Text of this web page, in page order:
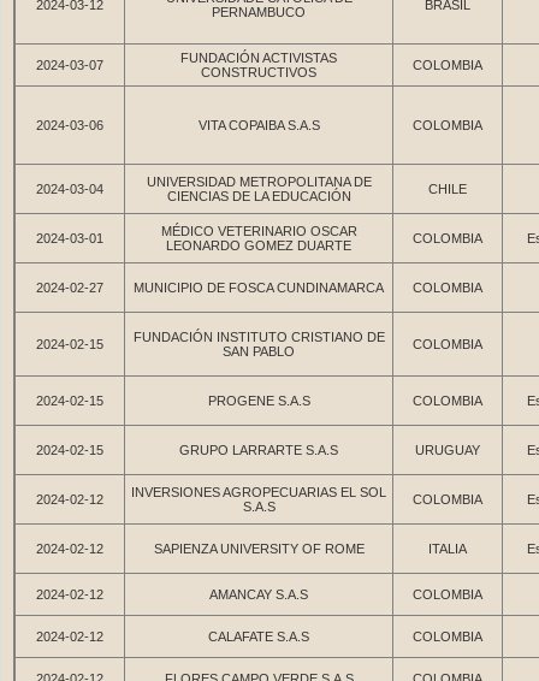
2024-03-12
PERNAMBUCO
BRASIL
2024-03-07
FUNDACIÓN ACTIVISTAS
CONSTRUCTIVOS
COLOMBIA
2024-03-06 VITA COPAIBA S.A.S COLOMBIA
2024-03-04
UNIVERSIDAD METROPOLITANA DE
CIENCIAS DE LA EDUCACIÓN
CHILE
2024-03-01
MÉDICO VETERINARIO OSCAR
LEONARDO GOMEZ DUARTE
COLOMBIA
2024-02-27 MUNICIPIO DE FOSCA CUNDINAMARCA COLOMBIA
2024-02-15
FUNDACIÓN INSTITUTO CRISTIANO DE
SAN PABLO
COLOMBIA
2024-02-15 PROGENE S.A.S COLOMBIA
2024-02-15 GRUPO LARRARTE S.A.S URUGUAY
2024-02-12
INVERSIONES AGROPECUARIAS EL SOL
S.A.S
COLOMBIA
2024-02-12 SAPIENZA UNIVERSITY OF ROME ITALIA
2024-02-12 AMANCAY S.A.S COLOMBIA
2024-02-12 CALAFATE S.A.S COLOMBIA